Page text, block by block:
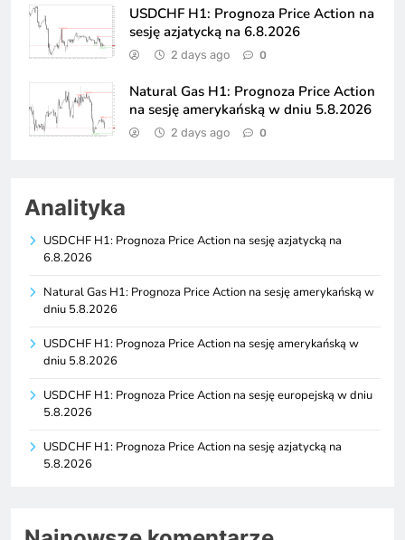
USDCHF H1: Prognoza Price Action na
sesję azjatycką na 6.8.2026
2 days ago 0
Natural Gas H1: Prognoza Price Action
na sesję amerykańską w dniu 5.8.2026
2 days ago 0
Analityka
USDCHF H1: Prognoza Price Action na sesję azjatycką na
6.8.2026
Natural Gas H1: Prognoza Price Action na sesję amerykańską w
dniu 5.8.2026
USDCHF H1: Prognoza Price Action na sesję amerykańską w
dniu 5.8.2026
USDCHF H1: Prognoza Price Action na sesję europejską w dniu
5.8.2026
USDCHF H1: Prognoza Price Action na sesję azjatycką na
5.8.2026